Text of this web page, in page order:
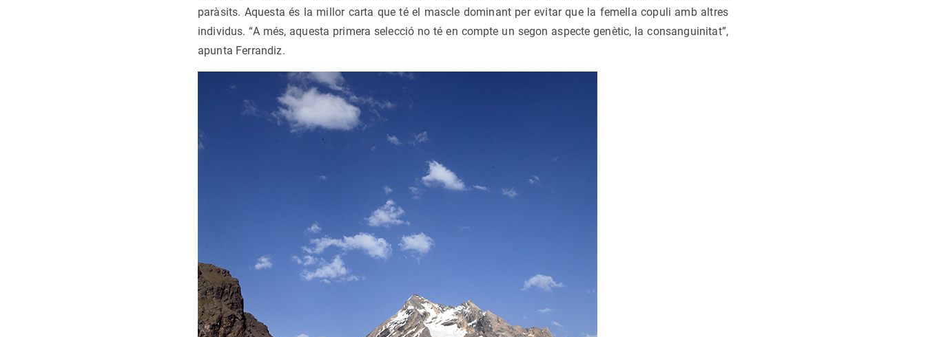
paràsits. Aquesta és la millor carta que té el mascle dominant per evitar que la femella copuli amb altres
individus. “A més, aquesta primera selecció no té en compte un segon aspecte genètic, la consanguinitat”,
apunta Ferrandiz.